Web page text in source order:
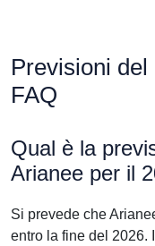
Previsioni
FAQ
Qual è la
Arianee per il
Si prevede che
entro la fine del 2026.